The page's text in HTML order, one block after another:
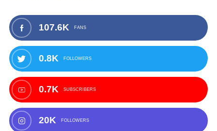
107.6K FANS
0.8K FOLLOWERS
0.7K SUBSCRIBERS
20K FOLLOWERS